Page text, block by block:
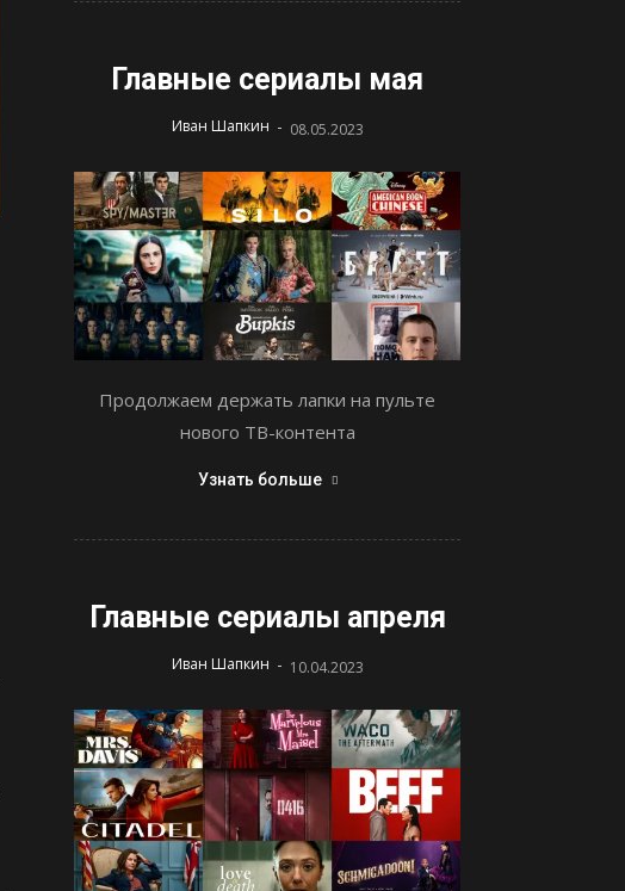
Главные сериалы мая
Иван Шапкин - 08.05.2023
Продолжаем держать лапки на пульте
нового ТВ-контента
Узнать больше
Главные сериалы апреля
Иван Шапкин - 10.04.2023